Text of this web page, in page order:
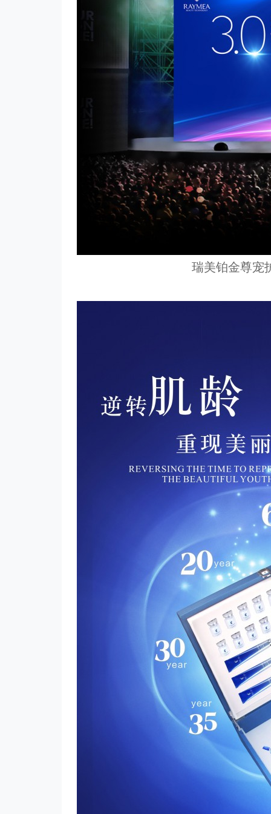
瑞美铂金尊宠